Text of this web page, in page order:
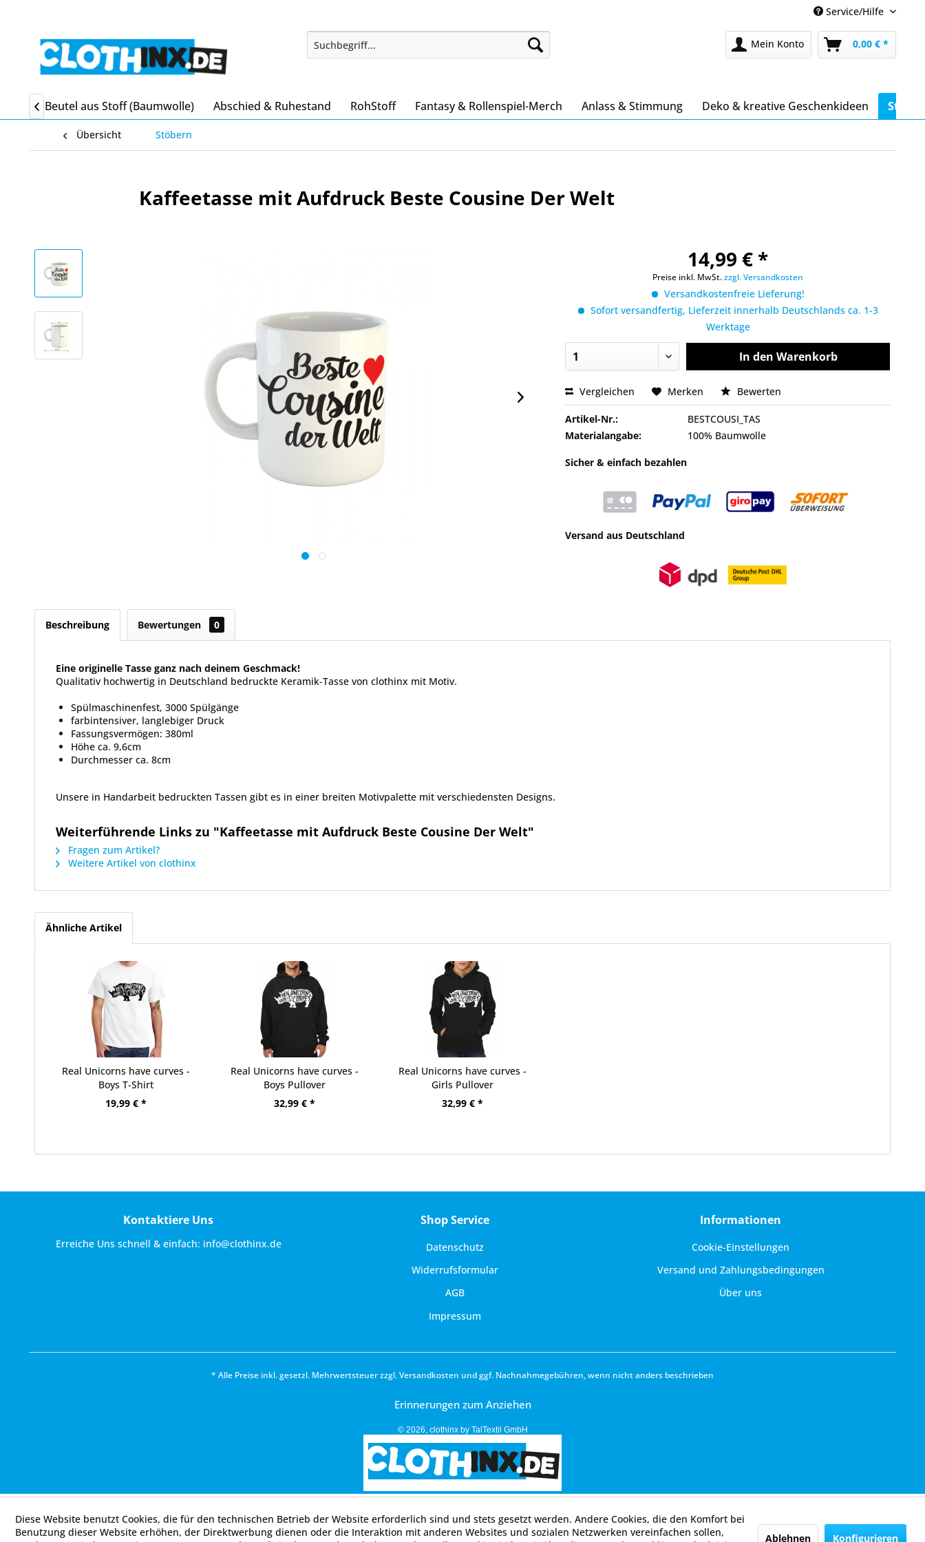
Service/Hilfe
Mein Konto 0,00 € *
Beutel aus Stoff (Baumwolle) Abschied & Ruhestand RohStoff Fantasy & Rollenspiel-Merch Anlass & Stimmung Deko & kreative Geschenkideen

Übersicht Stöbern
Kaffeetasse mit Aufdruck Beste Cousine Der Welt
14,99 € *
Preise inkl. MwSt.zzgl. Versandkosten
Versandkostenfreie Lieferung!
Sofort versandfertig, Lieferzeit innerhalb Deutschlands ca. 1-3
Werktage
In den Warenkorb
Vergleichen Merken Bewerten
Artikel-Nr.:
BESTCOUSI_TAS
Materialangabe:
100% Baumwolle
Sicher & einfach bezahlen
Versand aus Deutschland
Beschreibung Bewertungen 0
Eine originelle Tasse ganz nach deinem Geschmack!
Qualitativ hochwertig in Deutschland bedruckte Keramik-Tasse von clothinx mit Motiv.
Spülmaschinenfest, 3000 Spülgänge
farbintensiver, langlebiger Druck
Fassungsvermögen: 380ml
Höhe ca. 9,6cm
Durchmesser ca. 8cm
Unsere in Handarbeit bedruckten Tassen gibt es in einer breiten Motivpalette mit verschiedensten Designs.
Weiterführende Links zu "Kaffeetasse mit Aufdruck Beste Cousine Der Welt"
Fragen zum Artikel?
Weitere Artikel von clothinx
Ähnliche Artikel
Real Unicorns have curves -
Boys T-Shirt
19,99 € *
Real Unicorns have curves -
Boys Pullover
32,99 € *
Real Unicorns have curves -
Girls Pullover
32,99 € *
Kontaktiere Uns
Erreiche Uns schnell & einfach: info@clothinx.de
Shop Service
Datenschutz
Widerrufsformular
AGB
Impressum
Informationen
Cookie-Einstellungen
Versand und Zahlungsbedingungen
Über uns
* Alle Preise inkl. gesetzl. Mehrwertsteuer zzgl.Versandkosten und ggf. Nachnahmegebühren, wenn nicht anders beschrieben
Erinnerungen zum Anziehen
© 2026, clothinx by TalTextil GmbH
Diese Website benutzt Cookies, die für den technischen Betrieb der Website erforderlich sind und stets gesetzt werden. Andere Cookies, die den Komfort bei
Benutzung dieser Website erhöhen, der Direktwerbung dienen oder die Interaktion mit anderen Websites und sozialen Netzwerken vereinfachen sollen,
Ablehnen Konfigurieren